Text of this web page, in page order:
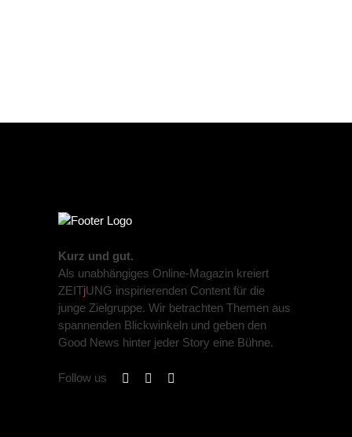
Kurz und gut.
Als unabhängiges Online-Magazin kreiert
ZEITjUNG inspirierenden Content für die
junge Zielgruppe. Wir betrachten Themen aus
spannenden Blickwinkeln und geben den
Good News hinter jeder Story eine Bühne.
Follow us